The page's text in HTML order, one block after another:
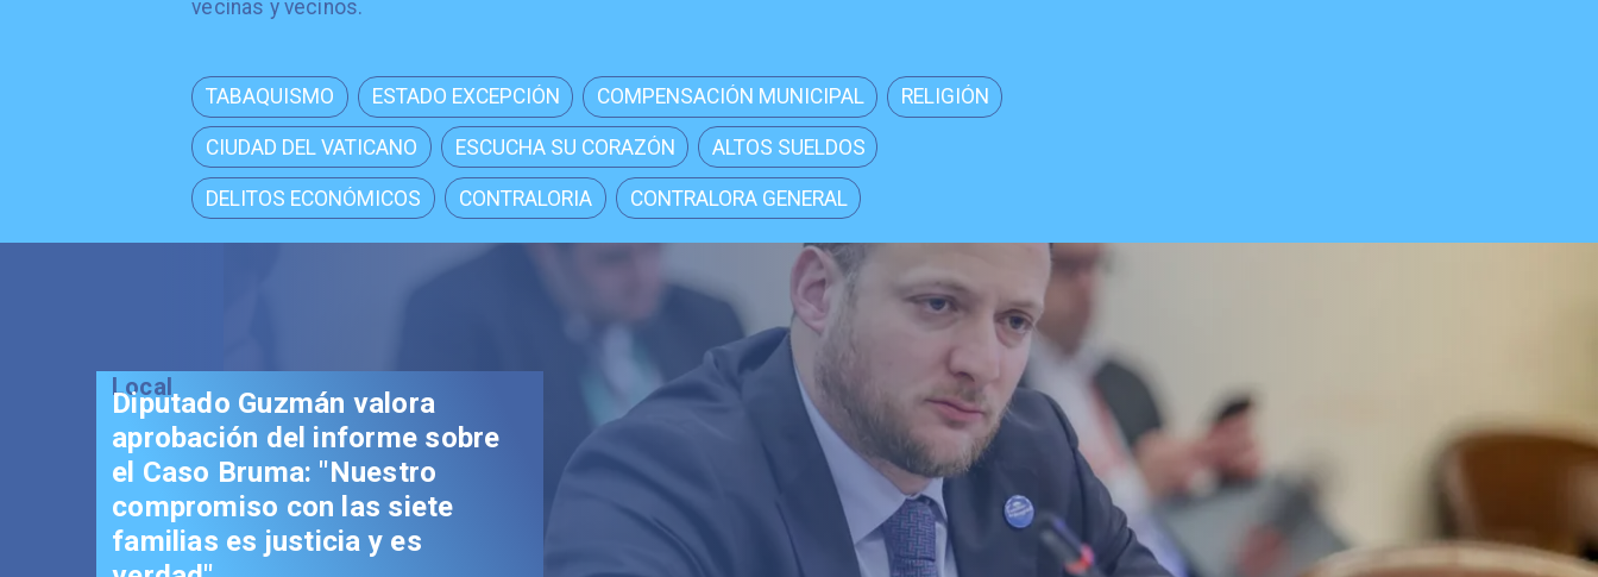
vecinas y vecinos.
TABAQUISMO ESTADO EXCEPCIÓN COMPENSACIÓN MUNICIPAL RELIGIÓN
CIUDAD DEL VATICANO ESCUCHA SU CORAZÓN ALTOS SUELDOS
DELITOS ECONÓMICOS CONTRALORIA CONTRALORA GENERAL
Local
Senador Vial celebra
aprobación del proyecto de
Reconstrucción: "Es un hito
trascendental en beneficio de
los chilenos"